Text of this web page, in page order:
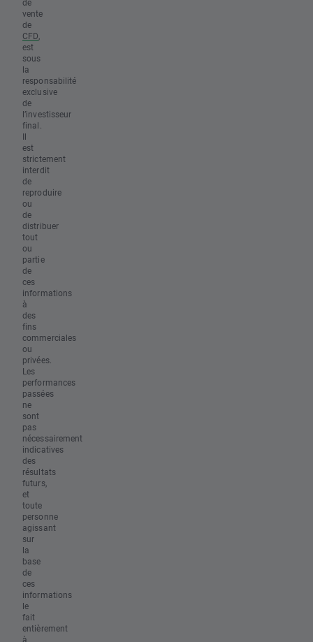
de
vente
de
CFD,
est
sous
la
responsabilité
exclusive
de
l’investisseur
final.
Il
est
strictement
interdit
de
reproduire
ou
de
distribuer
tout
ou
partie
de
ces
informations
à
des
fins
commerciales
ou
privées.
Les
performances
passées
ne
sont
pas
nécessairement
indicatives
des
résultats
futurs,
et
toute
personne
agissant
sur
la
base
de
ces
informations
le
fait
entièrement
à